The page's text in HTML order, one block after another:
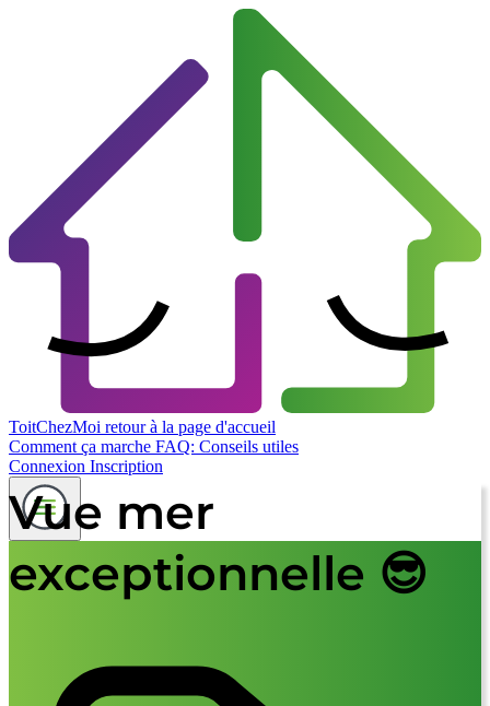
ToitChezMoi retour à la page d'accueil
Comment ça marche FAQ: Conseils utiles
Connexion Inscription
Vue mer
exceptionnelle 😎